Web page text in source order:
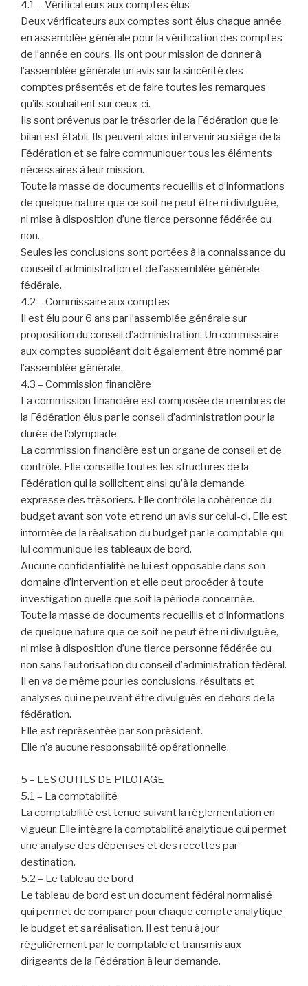
4.1 – Vérificateurs aux comptes élus
Deux vérificateurs aux comptes sont élus chaque année
en assemblée générale pour la vérification des comptes
de l’année en cours. Ils ont pour mission de donner à
l’assemblée générale un avis sur la sincérité des
comptes présentés et de faire toutes les remarques
qu’ils souhaitent sur ceux-ci.
Ils sont prévenus par le trésorier de la Fédération que le
bilan est établi. Ils peuvent alors intervenir au siège de la
Fédération et se faire communiquer tous les éléments
nécessaires à leur mission.
Toute la masse de documents recueillis et d’informations
de quelque nature que ce soit ne peut être ni divulguée,
ni mise à disposition d’une tierce personne fédérée ou
non.
Seules les conclusions sont portées à la connaissance du
conseil d’administration et de l’assemblée générale
fédérale.
4.2 – Commissaire aux comptes
Il est élu pour 6 ans par l’assemblée générale sur
proposition du conseil d’administration. Un commissaire
aux comptes suppléant doit également être nommé par
l’assemblée générale.
4.3 – Commission financière
La commission financière est composée de membres de
la Fédération élus par le conseil d’administration pour la
durée de l’olympiade.
La commission financière est un organe de conseil et de
contrôle. Elle conseille toutes les structures de la
Fédération qui la sollicitent ainsi qu’à la demande
expresse des trésoriers. Elle contrôle la cohérence du
budget avant son vote et rend un avis sur celui-ci. Elle est
informée de la réalisation du budget par le comptable qui
lui communique les tableaux de bord.
Aucune confidentialité ne lui est opposable dans son
domaine d’intervention et elle peut procéder à toute
investigation quelle que soit la période concernée.
Toute la masse de documents recueillis et d’informations
de quelque nature que ce soit ne peut être ni divulguée,
ni mise à disposition d’une tierce personne fédérée ou
non sans l’autorisation du conseil d’administration fédéral.
Il en va de même pour les conclusions, résultats et
analyses qui ne peuvent être divulgués en dehors de la
fédération.
Elle est représentée par son président.
Elle n’a aucune responsabilité opérationnelle.
5 – LES OUTILS DE PILOTAGE
5.1 – La comptabilité
La comptabilité est tenue suivant la réglementation en
vigueur. Elle intègre la comptabilité analytique qui permet
une analyse des dépenses et des recettes par
destination.
5.2 – Le tableau de bord
Le tableau de bord est un document fédéral normalisé
qui permet de comparer pour chaque compte analytique
le budget et sa réalisation. Il est tenu à jour
régulièrement par le comptable et transmis aux
dirigeants de la Fédération à leur demande.